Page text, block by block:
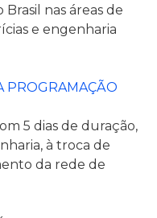
nas áreas de
e engenharia
PROGRAMAÇÃO
5 dias de duração,
à troca de
da rede de